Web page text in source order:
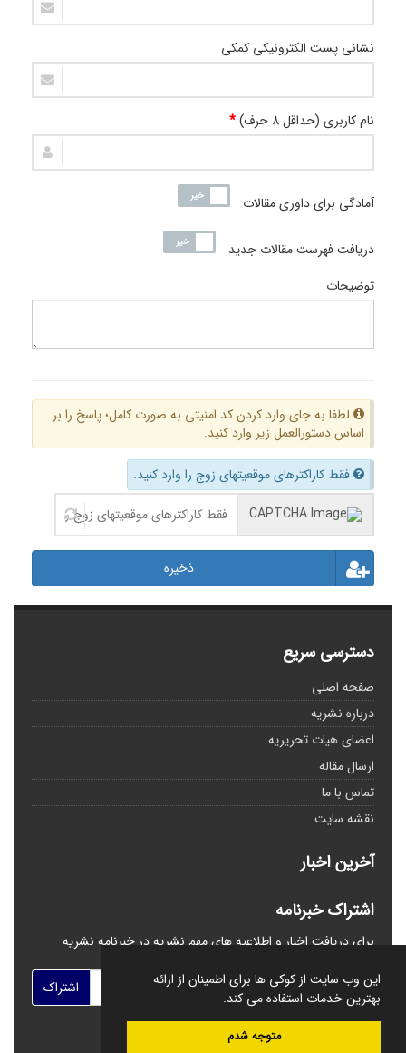
این وب سایت از کوکی ها برای اطمینان از ارائه
بهترین خدمات استفاده می کند.
متوجه شدم
نشانی پست الکترونیکی کمکی
نام کاربری (حداقل 8 حرف) *
آمادگی برای داوری مقالات
دریافت فهرست مقالات جدید
توضیحات
لطفا به جای وارد کردن کد امنیتی به صورت کامل؛ پاسخ را بر
اساس دستورالعمل زیر وارد کنید.
فقط کاراکترهای موقعیتهای زوج را وارد کنید.
ذخیره
دسترسی سریع
صفحه اصلی
درباره نشریه
اعضای هیات تحریریه
ارسال مقاله
تماس با ما
نقشه سایت
آخرین اخبار
اشتراک خبرنامه
برای دریافت اخبار و اطلاعیه های مهم نشریه در خبرنامه نشریه
اشتراک